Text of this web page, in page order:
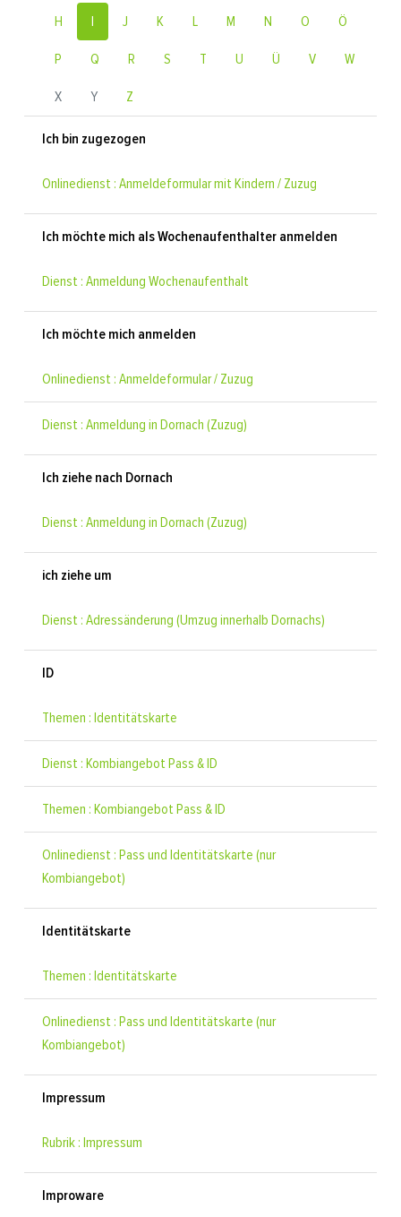
H I J K L M N O Ö
P Q R S T U Ü V W
X Y Z
Ich bin zugezogen
Onlinedienst : Anmeldeformular mit Kindern / Zuzug
Ich möchte mich als Wochenaufenthalter anmelden
Dienst : Anmeldung Wochenaufenthalt
Ich möchte mich anmelden
Onlinedienst : Anmeldeformular / Zuzug
Dienst : Anmeldung in Dornach (Zuzug)
Ich ziehe nach Dornach
Dienst : Anmeldung in Dornach (Zuzug)
ich ziehe um
Dienst : Adressänderung (Umzug innerhalb Dornachs)
ID
Themen : Identitätskarte
Dienst : Kombiangebot Pass & ID
Themen : Kombiangebot Pass & ID
Onlinedienst : Pass und Identitätskarte (nur
Kombiangebot)
Identitätskarte
Themen : Identitätskarte
Onlinedienst : Pass und Identitätskarte (nur
Kombiangebot)
Impressum
Rubrik : Impressum
Improware